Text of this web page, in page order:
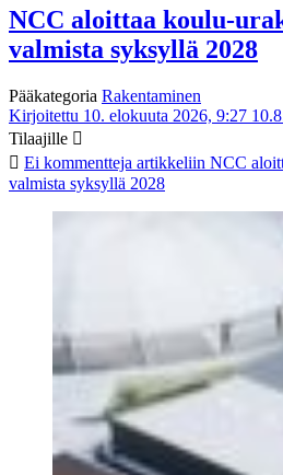
NCC aloittaa koulu-
valmista syksyllä 2028
Pääkategoria Rakentaminen
Kirjoitettu 10. elokuuta 2026, 9:27
Tilaajille
Ei kommentteja artikkeliin NCC
valmista syksyllä 2028